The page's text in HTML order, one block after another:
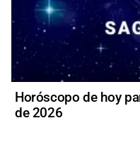
Horóscopo de hoy
de 2026